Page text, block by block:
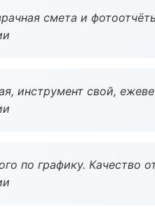
смета и
инструмент свой,
по графику. Качество